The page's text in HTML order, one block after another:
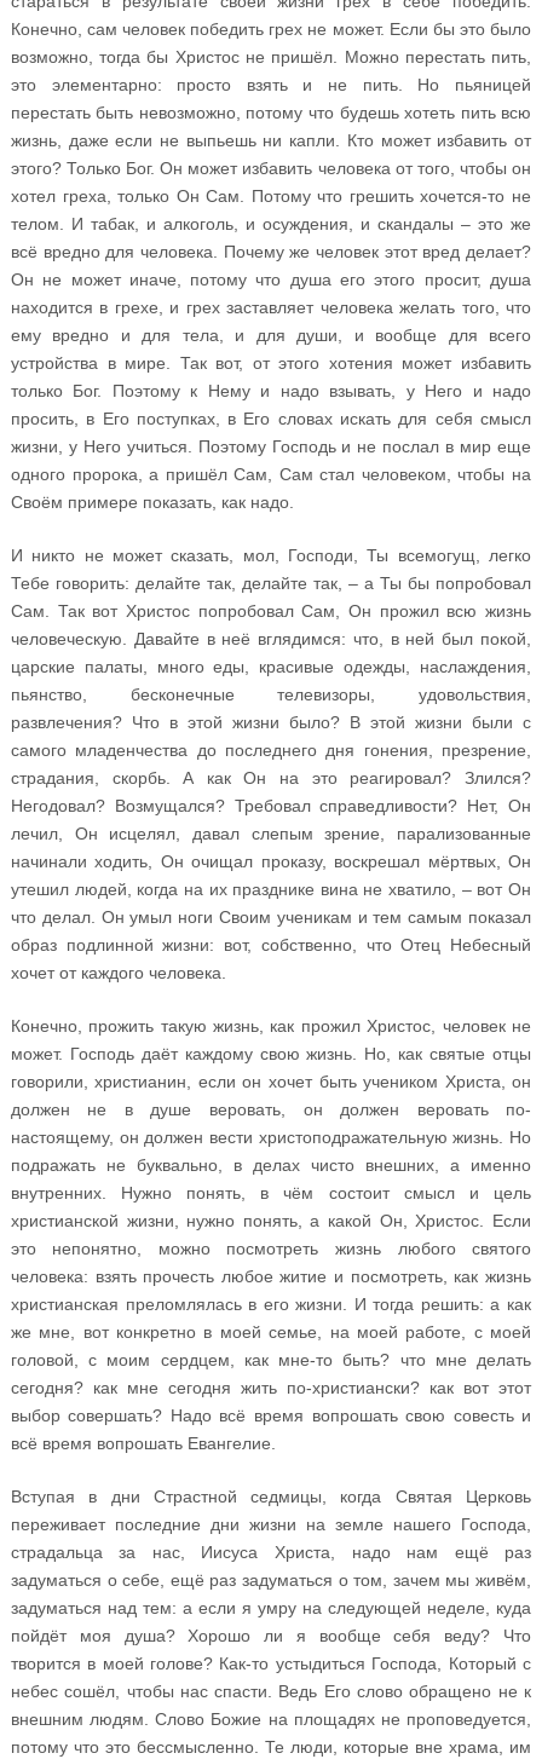
Конечно, сам человек победить грех не может. Если бы это было
возможно, тогда бы Христос не пришёл. Можно перестать пить,
это элементарно: просто взять и не пить. Но пьяницей
перестать быть невозможно, потому что будешь хотеть пить всю
жизнь, даже если не выпьешь ни капли. Кто может избавить от
этого? Только Бог. Он может избавить человека от того, чтобы он
хотел греха, только Он Сам. Потому что грешить хочется-то не
телом. И табак, и алкоголь, и осуждения, и скандалы – это же
всё вредно для человека. Почему же человек этот вред делает?
Он не может иначе, потому что душа его этого просит, душа
находится в грехе, и грех заставляет человека желать того, что
ему вредно и для тела, и для души, и вообще для всего
устройства в мире. Так вот, от этого хотения может избавить
только Бог. Поэтому к Нему и надо взывать, у Него и надо
просить, в Его поступках, в Его словах искать для себя смысл
жизни, у Него учиться. Поэтому Господь и не послал в мир еще
одного пророка, а пришёл Сам, Сам стал человеком, чтобы на
Своём примере показать, как надо.
И никто не может сказать, мол, Господи, Ты всемогущ, легко
Тебе говорить: делайте так, делайте так, – а Ты бы попробовал
Сам. Так вот Христос попробовал Сам, Он прожил всю жизнь
человеческую. Давайте в неё вглядимся: что, в ней был покой,
царские палаты, много еды, красивые одежды, наслаждения,
пьянство, бесконечные телевизоры, удовольствия,
развлечения? Что в этой жизни было? В этой жизни были с
самого младенчества до последнего дня гонения, презрение,
страдания, скорбь. А как Он на это реагировал? Злился?
Негодовал? Возмущался? Требовал справедливости? Нет, Он
лечил, Он исцелял, давал слепым зрение, парализованные
начинали ходить, Он очищал проказу, воскрешал мёртвых, Он
утешил людей, когда на их празднике вина не хватило, – вот Он
что делал. Он умыл ноги Своим ученикам и тем самым показал
образ подлинной жизни: вот, собственно, что Отец Небесный
хочет от каждого человека.
Конечно, прожить такую жизнь, как прожил Христос, человек не
может. Господь даёт каждому свою жизнь. Но, как святые отцы
говорили, христианин, если он хочет быть учеником Христа, он
должен не в душе веровать, он должен веровать по-
настоящему, он должен вести христоподражательную жизнь. Но
подражать не буквально, в делах чисто внешних, а именно
внутренних. Нужно понять, в чём состоит смысл и цель
христианской жизни, нужно понять, а какой Он, Христос. Если
это непонятно, можно посмотреть жизнь любого святого
человека: взять прочесть любое житие и посмотреть, как жизнь
христианская преломлялась в его жизни. И тогда решить: а как
же мне, вот конкретно в моей семье, на моей работе, с моей
головой, с моим сердцем, как мне-то быть? что мне делать
сегодня? как мне сегодня жить по-христиански? как вот этот
выбор совершать? Надо всё время вопрошать свою совесть и
всё время вопрошать Евангелие.
Вступая в дни Страстной седмицы, когда Святая Церковь
переживает последние дни жизни на земле нашего Господа,
страдальца за нас, Иисуса Христа, надо нам ещё раз
задуматься о себе, ещё раз задуматься о том, зачем мы живём,
задуматься над тем: а если я умру на следующей неделе, куда
пойдёт моя душа? Хорошо ли я вообще себя веду? Что
творится в моей голове? Как-то устыдиться Господа, Который с
небес сошёл, чтобы нас спасти. Ведь Его слово обращено не к
внешним людям. Слово Божие на площадях не проповедуется,
потому что это бессмысленно. Те люди, которые вне храма, им